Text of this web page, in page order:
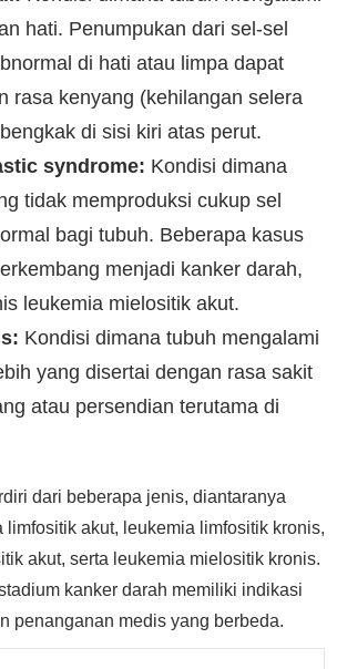
hati. Penumpukan dari sel-sel
di hati atau limpa dapat
rasa kenyang (kehilangan selera
di sisi kiri atas perut.
syndrome: Kondisi dimana
tidak memproduksi cukup sel
bagi tubuh. Beberapa kasus
menjadi kanker darah,
leukemia mielositik akut.
Kondisi dimana tubuh mengalami
yang disertai dengan rasa sakit
atau persendian terutama di
dari beberapa jenis, diantaranya
limfositik akut, leukemia limfositik kronis,
akut, serta leukemia mielositik kronis.
kanker darah memiliki indikasi
penanganan medis yang berbeda.